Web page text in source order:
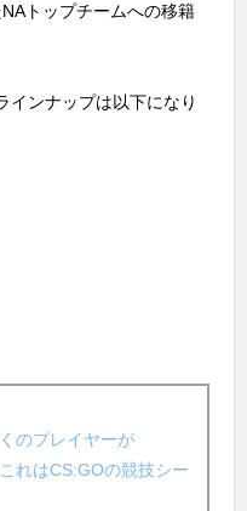
トップチームへの移籍
インナップは以下になり
のプレイヤーが
れはCS:GOの競技シー